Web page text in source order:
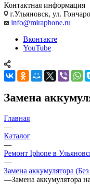
Контактная информация
г.Ульяновск, ул.
info@miraphone.ru
Вконтакте
YouTube
Замена
Главная
—
Каталог
—
Ремонт Iphone в
—
Замена аккумулятора
—Замена аккумулятора